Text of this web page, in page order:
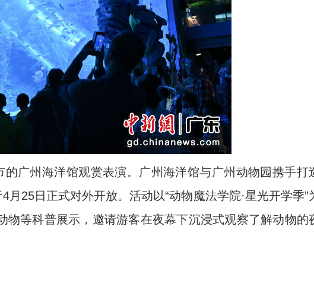
州海洋馆观赏表演。广州海洋馆与广州动物园携手打
月25日正式对外开放。活动以“动物魔法学院·星光开学季”
物等科普展示，邀请游客在夜幕下沉浸式观察了解动物的